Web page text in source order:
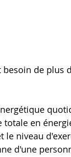
en
le niveau
d'une